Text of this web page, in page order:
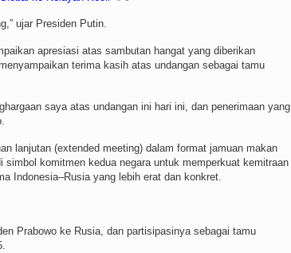
ujar Presiden Putin.
apresiasi atas sambutan hangat yang diberikan
terima kasih atas undangan sebagai tamu
saya atas undangan ini hari ini, dan penerimaan yang
lanjutan (extended meeting) dalam format jamuan makan
komitmen kedua negara untuk memperkuat kemitraan
Indonesia–Rusia yang lebih erat dan konkret.
Prabowo ke Rusia, dan partisipasinya sebagai tamu